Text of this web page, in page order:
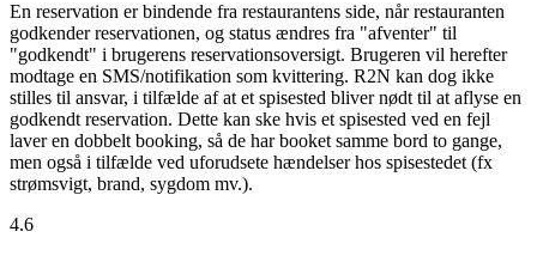
En reservation er bindende fra restaurantens side, når restauranten
godkender reservationen, og status ændres fra "afventer" til
"godkendt" i brugerens reservationsoversigt. Brugeren vil herefter
modtage en SMS/notifikation som kvittering. R2N kan dog ikke
stilles til ansvar, i tilfælde af at et spisested bliver nødt til at aflyse en
godkendt reservation. Dette kan ske hvis et spisested ved en fejl
laver en dobbelt booking, så de har booket samme bord to gange,
men også i tilfælde ved uforudsete hændelser hos spisestedet (fx
strømsvigt, brand, sygdom mv.).
4.6